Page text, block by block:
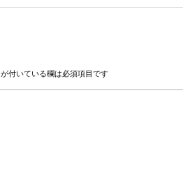
が付いている欄は必須項目です